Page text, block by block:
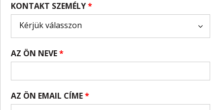
KONTAKT SZEMÉLY*
AZ ÖN NEVE*
AZ ÖN EMAIL CÍME*